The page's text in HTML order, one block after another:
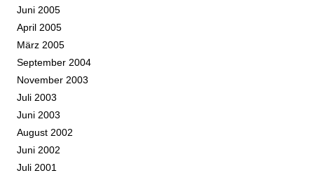
Juni 2005
April 2005
März 2005
September 2004
November 2003
Juli 2003
Juni 2003
August 2002
Juni 2002
Juli 2001